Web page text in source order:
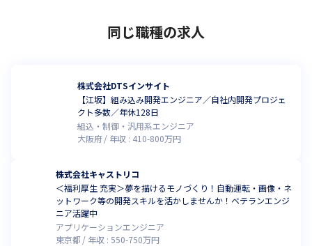
同じ職種の求人
株式会社DTSインサイト
【江坂】組み込み開発エンジニア／自社内開発プロジェ
クト多数／年休128日
組込・制御・汎用系エンジニア
大阪府
年収 : 410-800万円
株式会社キャストリコ
＜福利厚生 充実＞夢を描けるモノづくり！自動運転・画像・ネ
ットワーク等の開発スキルを活かしませんか！ベテランエンジ
ニア活躍中
アプリケーションエンジニア
東京都
年収 : 550-750万円